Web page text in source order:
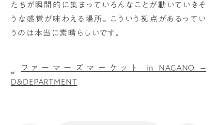
たちが瞬間的に集まっていろんなことが動いていきそ
うな感覚が味わえる場所。こういう拠点があるってい
うのは本当に素晴らしいです。
ファーマーズマーケット in NAGANO –
D&DEPARTMENT